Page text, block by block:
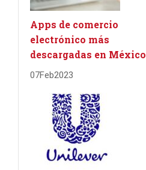
Apps de comercio
electrónico más
descargadas en México
07Feb2023